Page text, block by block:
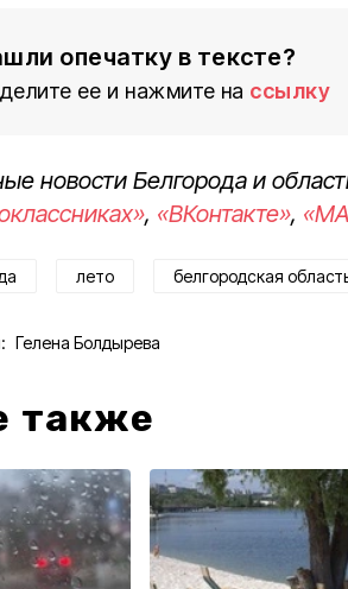
опечатку в тексте?
ее и нажмите на ссылку
новости Белгорода и
, «ВКонтакте»,
лето белгородская
Гелена Болдырева
также